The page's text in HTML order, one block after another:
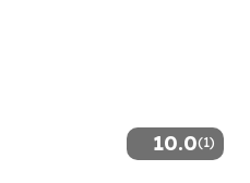
10.0(1)